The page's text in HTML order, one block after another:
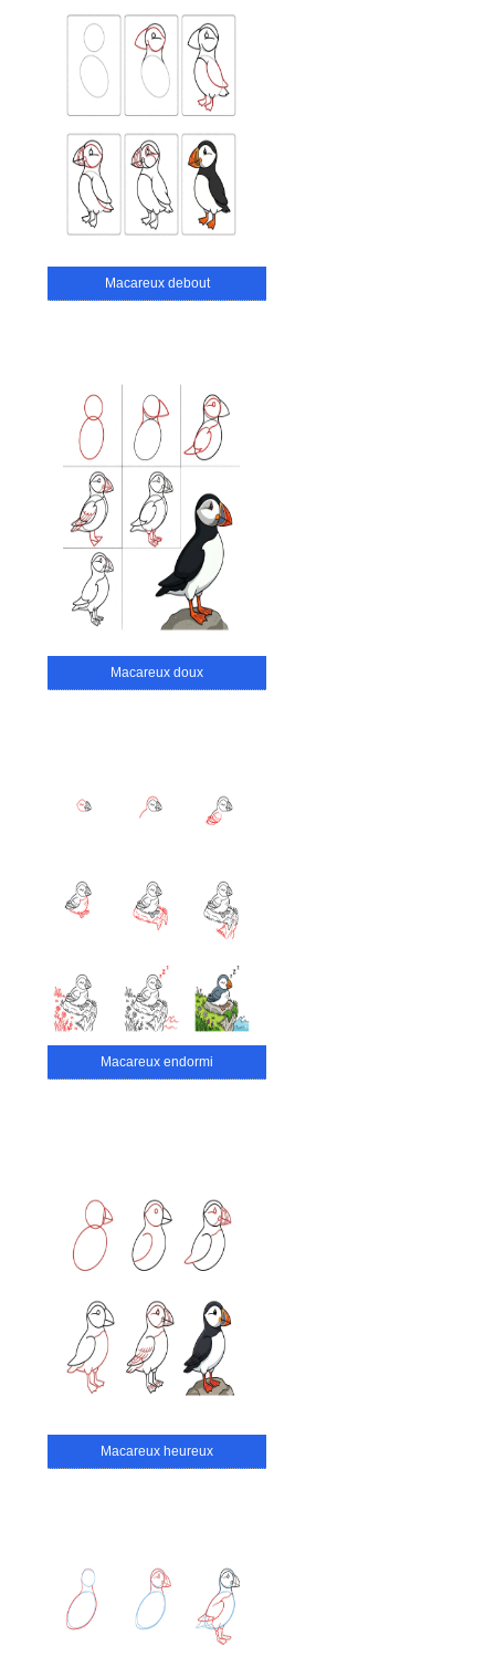
Macareux debout
Macareux doux
Macareux endormi
Macareux heureux